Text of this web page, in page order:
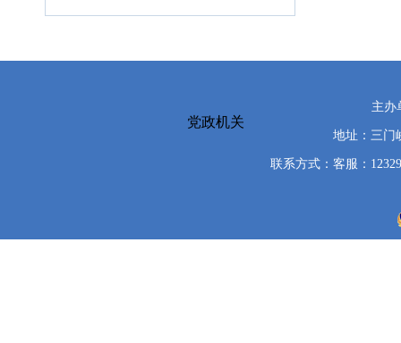
党政机关
主办
地址：三门
联系方式：客服：